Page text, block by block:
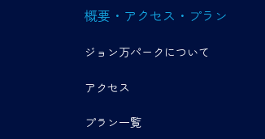
概要・アクセス・プラン
ジョン万パークについて
アクセス
プラン一覧